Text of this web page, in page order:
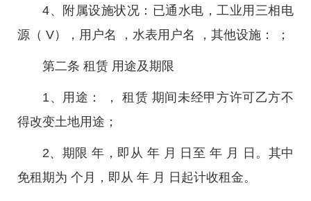
4、附属设施状况：已通水电，工业用三相电
源（ V），用户名 ，水表用户名 ，其他设施： ；
第二条 租赁 用途及期限
1、用途： ， 租赁 期间未经甲方许可乙方不
得改变土地用途；
2、期限 年，即从 年 月 日至 年 月 日。其中
免租期为 个月，即从 年 月 日起计收租金。